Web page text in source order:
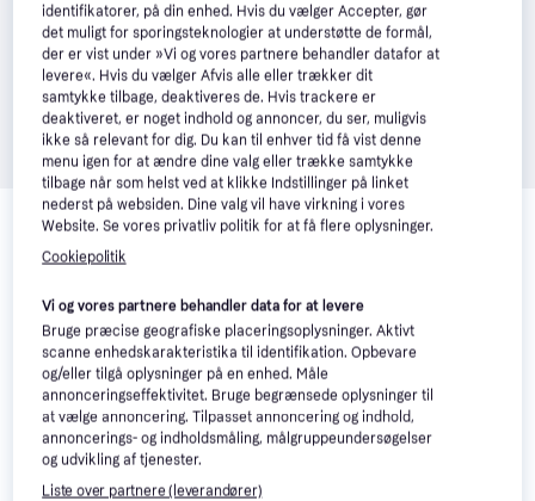
Relaterede produkter
interesser. Vis alle
-32 kr. Populær
identifikatorer, på din enhed. Hvis du vælger Accepter, gør
det muligt for sporingsteknologier at understøtte de formål,
der er vist under »Vi og vores partnere behandler datafor at
levere«. Hvis du vælger Afvis alle eller trækker dit
samtykke tilbage, deaktiveres de. Hvis trackere er
deaktiveret, er noget indhold og annoncer, du ser, muligvis
ikke så relevant for dig. Du kan til enhver tid få vist denne
menu igen for at ændre dine valg eller trække samtykke
tilbage når som helst ved at klikke Indstillinger på linket
nederst på websiden. Dine valg vil have virkning i vores
Website. Se vores privatliv politik for at få flere oplysninger.
Cookiepolitik
Vi og vores partnere behandler data for at levere
Bruge præcise geografiske placeringsoplysninger. Aktivt
scanne enhedskarakteristika til identifikation. Opbevare
og/eller tilgå oplysninger på en enhed. Måle
annonceringseffektivitet. Bruge begrænsede oplysninger til
at vælge annoncering. Tilpasset annoncering og indhold,
annoncerings- og indholdsmåling, målgruppeundersøgelser
og udvikling af tjenester.
Liste over partnere (leverandører)